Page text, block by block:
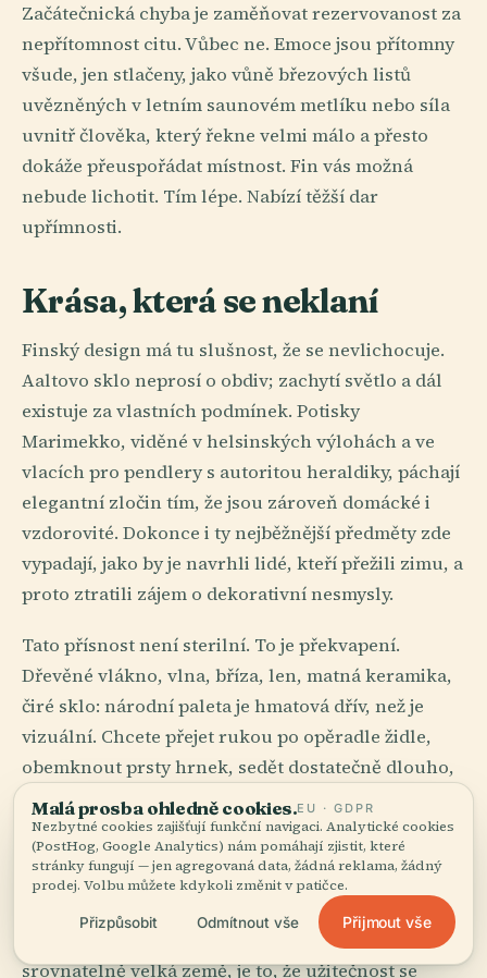
Začátečnická chyba je zaměňovat rezervovanost za
nepřítomnost citu. Vůbec ne. Emoce jsou přítomny
všude, jen stlačeny, jako vůně březových listů
uvězněných v letním saunovém metlíku nebo síla
uvnitř člověka, který řekne velmi málo a přesto
dokáže přeuspořádat místnost. Fin vás možná
nebude lichotit. Tím lépe. Nabízí těžší dar
upřímnosti.
Krása, která se neklaní
Finský design má tu slušnost, že se nevlichocuje.
Aaltovo sklo neprosí o obdiv; zachytí světlo a dál
existuje za vlastních podmínek. Potisky
Marimekko, viděné v helsinských výlohách a ve
vlacích pro pendlery s autoritou heraldiky, páchají
elegantní zločin tím, že jsou zároveň domácké i
vzdorovité. Dokonce i ty nejběžnější předměty zde
vypadají, jako by je navrhli lidé, kteří přežili zimu, a
proto ztratili zájem o dekorativní nesmysly.
Tato přísnost není sterilní. To je překvapení.
Dřevěné vlákno, vlna, bříza, len, matná keramika,
čiré sklo: národní paleta je hmatová dřív, než je
vizuální. Chcete přejet rukou po opěradle židle,
obemknout prsty hrnek, sedět dostatečně dlouho,
abyste si všimli, jak únorové odpolední světlo
dopadá na světlou podlahu. Místnosti vás naučí
něco téměř morálního: pohodlí nevyžaduje
nepořádek. Přesnost může být něžná.
Co Finsko chápe, možná lépe než jakákoli
srovnatelně velká země, je to, že užitečnost se
Malá prosba ohledně cookies.EU · GDPR
Nezbytné cookies zajišťují funkční navigaci. Analytické cookies
(PostHog, Google Analytics) nám pomáhají zjistit, které
stránky fungují — jen agregovaná data, žádná reklama, žádný
prodej. Volbu můžete kdykoli změnit v patičce.
Přizpůsobit Odmítnout vše Přijmout vše